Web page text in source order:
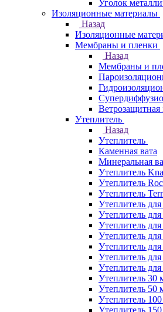
Уголок
Изоляционные материалы
Назад
Изоляционные
Мембраны и пленки
Назад
Мембраны и
Ветрозащитная
Утеплитель
Назад
Утеплитель
Каменная вата
Минеральная
Утеплитель
Утеплитель
Утеплитель
Утеплитель
Утеплитель
Утеплитель
Утеплитель для
Утеплитель для
Утеплитель для
Утеплитель для
Утеплитель 30
Утеплитель 50
Утеплитель
Утеплитель